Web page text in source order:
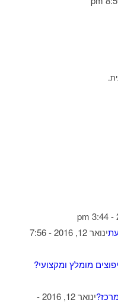
ינואר 12, 2016 - 7:56
מומלץ ומקצועי?
ינואר 12, 2016 -